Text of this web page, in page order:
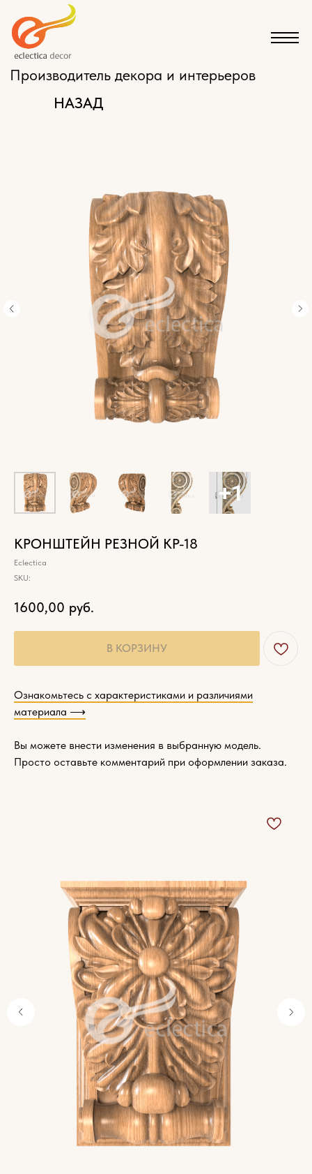
НАЗАД
Производитель декора и интерьеров
КРОНШТЕЙН РЕЗНОЙ КР-18
Eclectica
SKU:
1600,00 руб.
В КОРЗИНУ
Ознакомьтесь с характеристиками и различиями
материала ⟶
Вы можете внести изменения в выбранную модель.
Просто оставьте комментарий при оформлении заказа.
Характеристики
древесины